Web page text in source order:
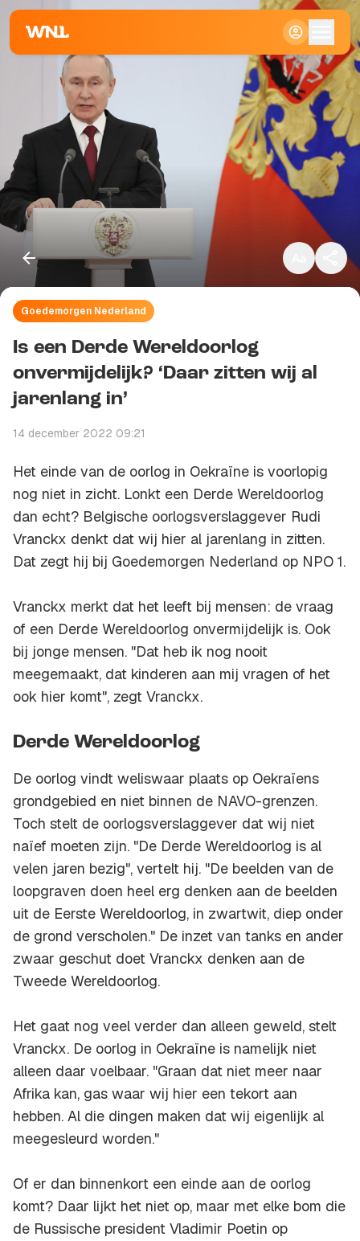
Standaard
Goedemorgen Nederland
Is een Derde Wereldoorlog
onvermijdelijk? ‘Daar zitten wij al
jarenlang in’
14 december 2022 09:21
Het einde van de oorlog in Oekraïne is voorlopig
nog niet in zicht. Lonkt een Derde Wereldoorlog
dan echt? Belgische oorlogsverslaggever Rudi
Vranckx denkt dat wij hier al jarenlang in zitten.
Dat zegt hij bij Goedemorgen Nederland op NPO 1.
Vranckx merkt dat het leeft bij mensen: de vraag
of een Derde Wereldoorlog onvermijdelijk is. Ook
bij jonge mensen. "Dat heb ik nog nooit
meegemaakt, dat kinderen aan mij vragen of het
ook hier komt", zegt Vranckx.
Derde Wereldoorlog
De oorlog vindt weliswaar plaats op Oekraïens
grondgebied en niet binnen de NAVO-grenzen.
Toch stelt de oorlogsverslaggever dat wij niet
naïef moeten zijn. "De Derde Wereldoorlog is al
velen jaren bezig", vertelt hij. "De beelden van de
loopgraven doen heel erg denken aan de beelden
uit de Eerste Wereldoorlog, in zwartwit, diep onder
de grond verscholen." De inzet van tanks en ander
zwaar geschut doet Vranckx denken aan de
Tweede Wereldoorlog.
Het gaat nog veel verder dan alleen geweld, stelt
Vranckx. De oorlog in Oekraïne is namelijk niet
alleen daar voelbaar. "Graan dat niet meer naar
Afrika kan, gas waar wij hier een tekort aan
hebben. Al die dingen maken dat wij eigenlijk al
meegesleurd worden."
Of er dan binnenkort een einde aan de oorlog
komt? Daar lijkt het niet op, maar met elke bom die
de Russische president Vladimir Poetin op